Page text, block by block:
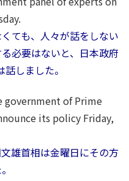
ても、人々が話をしない
必要はないと、日本政府
しました。
government of Prime
its policy Friday,
雄首相は金曜日にその方